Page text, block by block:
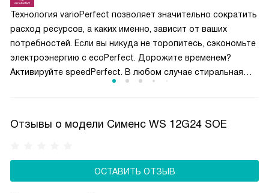
Технология varioPerfect позволяет значительно сократить
расход ресурсов, а каких именно, зависит от ваших
потребностей. Если вы никуда не торопитесь, сэкономьте
электроэнергию с ecoPerfect. Дорожите временем?
Активируйте speedPerfect. В любом случае стиральная
Отзывы о модели Сименс WS 12G24 SOE
ОСТАВИТЬ ОТЗЫВ